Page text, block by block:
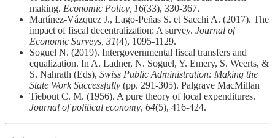
making. Economic Policy, 16(33), 330-367.
Martínez‐Vázquez J., Lago‐Peñas S. et Sacchi A. (2017). The
impact of fiscal decentralization: A survey. Journal of
Economic Surveys, 31(4), 1095-1129.
Soguel N. (2019). Intergovernmental fiscal transfers and
equalization. In A. Ladner, N. Soguel, Y. Emery, S. Weerts, &
S. Nahrath (Eds), Swiss Public Administration: Making the
State Work Successfully (pp. 291-305). Palgrave MacMillan
Tiebout C. M. (1956). A pure theory of local expenditures.
Journal of political economy, 64(5), 416-424.